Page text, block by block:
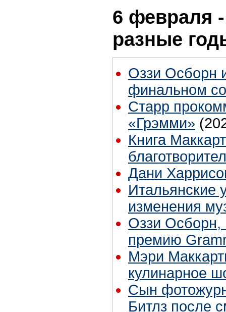
6 февраля
разные
Оззи Осборн
финальном
Старр
«Грэмми»
Книга
Дани
Итальянские
изменения
Оззи Осборн,
премию
Мэри
кулинарное
Сын
Битлз после